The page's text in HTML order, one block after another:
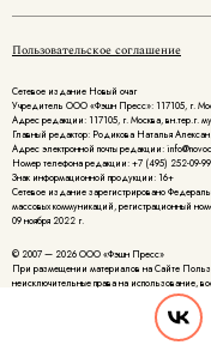
Пользовательское соглашение
Сетевое издание Новый очаг
Учредитель ООО «Фэшн Пресс»: 117105, г.
Адрес редакции: 117105, г. Москва, вн.тер.г.
Главный редактор: Родикова Наталья
Адрес электронной почты редакции:
Номер телефона редакции: +7 (495) 252-09-99
Знак информационной продукции: 16+
Cетевое издание зарегистрировано
массовых коммуникаций, регистрационный
09 ноября 2022 г.
© 2007 — 2026 ООО «Фэшн Пресс»
При размещении материалов на Сайте
неисключительные права на использование,
а также на демонстрацию материалов и